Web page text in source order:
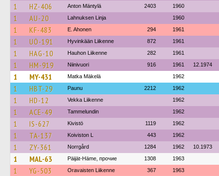
1 HZ-406 Anton Mäntylä 2403 1960
1 AU-20 Lahnuksen Linja 1960
1 KF-483 E. Ahonen 294 1961
1 UÖ-191 Hyvinkään Liikenne 872 1961
1 HAG-10 Hauhon Liikenne 282 1961
1 HM-919 Niinivuori 916 1961 12.1974
1 MY-431 Matka Mäkelä 1962
1 HBT-29 Paunu 2212 1962
1 HD-12 Vekka Liikenne 1962
1 ACE-49 Tammelundin 1962
1 IS-627 Kivistö 1119 1962
1 TA-137 Koiviston L 443 1962
1 ZY-361 Norrgård 1284 1962 10.1973
1 MAL-63 Päijät-Häme, прочие 1308 1963
1 YG-503 Oravaisten Liikenne 367 1963